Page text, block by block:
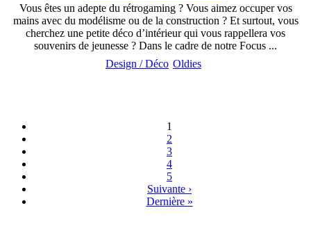
Vous êtes un adepte du rétrogaming ? Vous aimez occuper vos
mains avec du modélisme ou de la construction ? Et surtout, vous
cherchez une petite déco d’intérieur qui vous rappellera vos
souvenirs de jeunesse ? Dans le cadre de notre Focus ...
Design / Déco Oldies
1
2
3
4
5
Suivante ›
Dernière »